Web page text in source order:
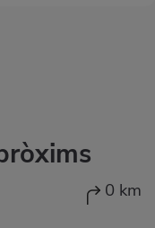
0 km